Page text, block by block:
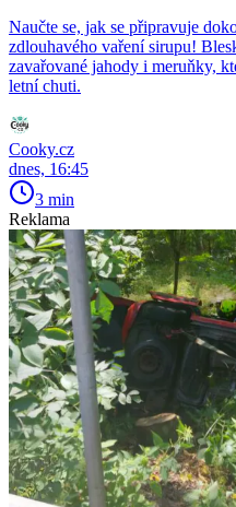
Naučte se, jak se připravuje
zdlouhavého vaření sirupu!
zavařované jahody i meruňky,
letní chuti.
Cooky.cz
dnes, 16:45
3 min
Reklama